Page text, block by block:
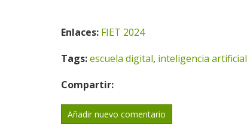
Enlaces: FIET 2024
Tags:escuela digital, inteligencia artificial
Compartir:
Añadir nuevo comentario